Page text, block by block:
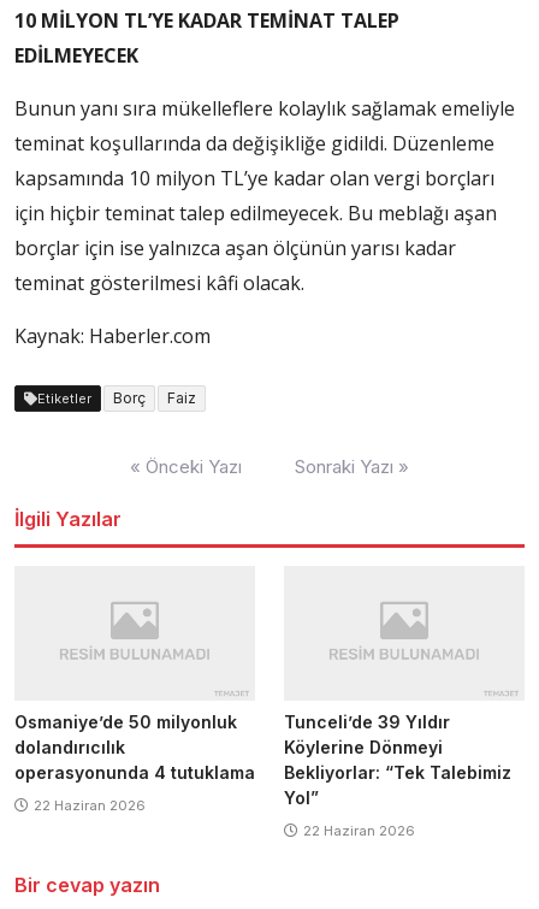
10 MİLYON TL’YE KADAR TEMİNAT TALEP
EDİLMEYECEK
Bunun yanı sıra mükelleflere kolaylık sağlamak emeliyle
teminat koşullarında da değişikliğe gidildi. Düzenleme
kapsamında 10 milyon TL’ye kadar olan vergi borçları
için hiçbir teminat talep edilmeyecek. Bu meblağı aşan
borçlar için ise yalnızca aşan ölçünün yarısı kadar
teminat gösterilmesi kâfi olacak.
Kaynak: Haberler.com
Etiketler Borç Faiz
« Önceki Yazı Sonraki Yazı »
İlgili Yazılar
Osmaniye’de 50 milyonluk
dolandırıcılık
operasyonunda 4 tutuklama
22 Haziran 2026
Tunceli’de 39 Yıldır
Köylerine Dönmeyi
Bekliyorlar: “Tek Talebimiz
Yol”
22 Haziran 2026
Bir cevap yazın